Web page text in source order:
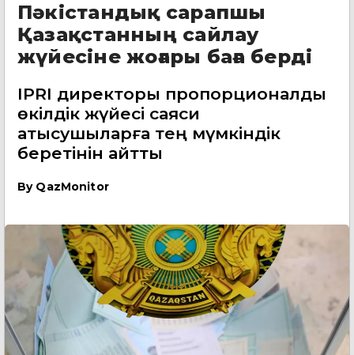
Пәкістандық сарапшы
Қазақстанның сайлау
жүйесіне жоғары баға берді
IPRI директоры пропорционалды
өкілдік жүйесі саяси
қатысушыларға тең мүмкіндік
беретінін айтты
By QazMonitor